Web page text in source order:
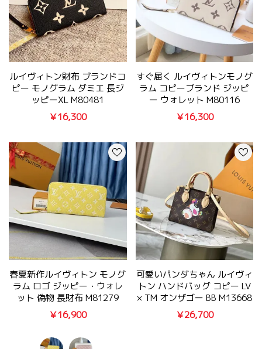
ルイヴィトン財布 ブランドコ
ピー モノグラム ダミエ 長ジ
ッピーXL M80481
￥16,300
すぐ届く ルイヴィトンモノグ
ラム コピーブランド ジッピ
ー ウォレット M80116
￥16,300
春夏新作ルイヴィトン モノグ
ラム ロゴ ジッピー・ウォレ
ット 偽物 長財布 M81279
￥16,900
可愛いパンダちゃん ルイヴィ
トン ハンドバッグ コピー LV
× TM オンザゴー BB M13668
￥26,700